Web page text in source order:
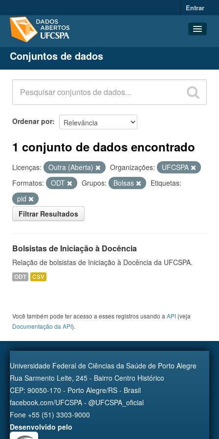
Entrar
Conjuntos de dados
Organizações
Grupos
Sobre
Conjuntos de dados
Ordenar por
1 conjunto de dados encontrado
Licenças: Outra (Aberta) Organizações:
UFCSPA
Formatos:
ODT Grupos: Bolsas
Etiquetas:
pid
Filtrar Resultados
Bolsistas de Iniciação à Docência
Relação de bolsistas de Iniciação à Docência da UFCSPA.
ODT CSV
Você também pode ter acesso a esses registros usando a API (veja
Documentação da API).
Universidade Federal de Ciências da Saúde de Porto Alegre
Rua Sarmento Leite, 245 - Bairro Centro Histórico
CEP: 90050-170 - Porto Alegre/RS - Brasil
facebook.com/UFCSPA - @UFCSPA_oficial
Fone +55 (51) 3303-9000
Desenvolvido pelo